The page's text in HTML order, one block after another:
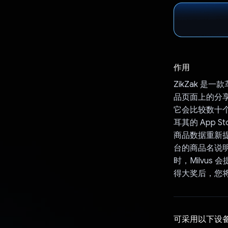
作用
ZikZak 是一款
品页面上的分
它会比较数十
耳其的 App
商品数据重新
台的商品名说
时，Milvus 会
得大奖后，您
可采用以下设